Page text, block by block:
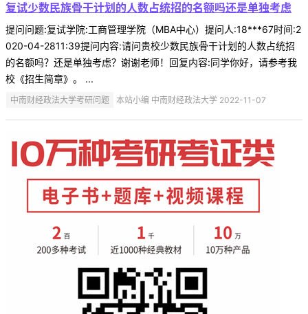
复试少数民族骨干计划的人数占统招的名额吗还是单独考虑
提问问题:复试学院:工商管理学院（MBA中心）提问人:18***67时间:2
020-04-2811:39提问内容:请问贵校少数民族骨干计划的人数占统招
的名额吗？还是单独考虑？谢谢老师！回复内容:同学你好，请参考我
校《招生简章》。 ...
中南财经政法大学考研问题 本站小编 中南财经政法大学 2022-11-07